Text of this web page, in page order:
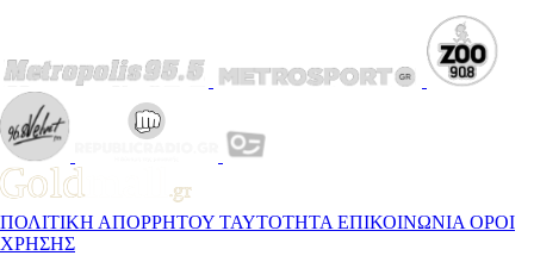
ΠΟΛΙΤΙΚΗ ΑΠΟΡΡΗΤΟΥ ΤΑΥΤΟΤΗΤΑ ΕΠΙΚΟΙΝΩΝΙΑ ΟΡΟΙ
ΧΡΗΣΗΣ